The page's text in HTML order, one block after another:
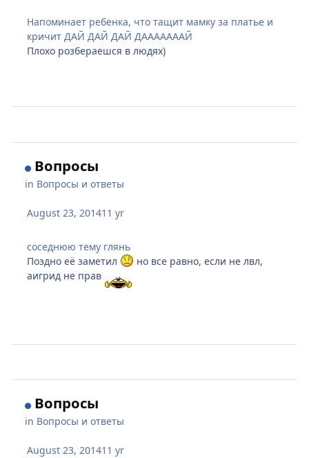
Напоминает ребенка, что тащит мамку за платье и
кричит ДАЙ ДАЙ ДАЙ ДАААААААЙ
Плохо розбераешся в людях)
Вопросы
in Вопросы и ответы
August 23, 201411 yr
соседнюю тему глянь
Поздно её заметил
но все равно, если не лвл,
аигрид не прав
Вопросы
in Вопросы и ответы
August 23, 201411 yr